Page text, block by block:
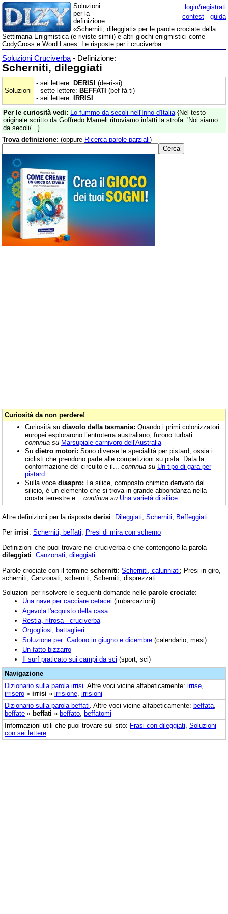
login/registrati
contest - guida
Soluzioni
per la
definizione
«Scherniti, dileggiati» per le parole crociate della
Settimana Enigmistica (e riviste simili) e altri giochi enigmistici come
CodyCross e Word Lanes. Le risposte per i cruciverba.
Soluzioni Cruciverba - Definizione:
Scherniti, dileggiati
Soluzioni
- sei lettere: DERISI (de-rì-si)
- sette lettere: BEFFATI (bef-fà-ti)
- sei lettere: IRRISI
Per le curiosità vedi: Lo fummo da secoli nell'Inno d'Italia {Nel testo
originale scritto da Goffredo Mameli ritroviamo infatti la strofa: 'Noi siamo
da secoli/...}.
Trova definizione: (oppure Ricerca parole parziali)
Curiosità da non perdere!
Curiosità su diavolo della tasmania: Quando i primi colonizzatori
europei esplorarono l’entroterra australiano, furono turbati...
continua su Marsupiale carnivoro dell'Australia
Su dietro motori: Sono diverse le specialità per pistard, ossia i
ciclisti che prendono parte alle competizioni su pista. Data la
conformazione del circuito e il... continua su Un tipo di gara per
pistard
Sulla voce diaspro: La silice, composto chimico derivato dal
silicio, è un elemento che si trova in grande abbondanza nella
crosta terrestre e... continua su Una varietà di silice
Altre definizioni per la risposta derisi: Dileggiati Scherniti
Beffeggiati
Per irrisi: Scherniti, beffati
Presi di mira con scherno
Definizioni che puoi trovare nei cruciverba e che contengono la parola
dileggiati: Canzonati, dileggiati
Parole crociate con il termine scherniti: Scherniti, calunniati; Presi in giro,
scherniti; Canzonati, scherniti; Scherniti, disprezzati.
Soluzioni per risolvere le seguenti domande nelle parole crociate:
Una nave per cacciare cetacei (imbarcazioni)
Agevola l'acquisto della casa
Restia, ritrosa - cruciverba
Orgogliosi, battaglieri
Soluzione per: Cadono in giugno e dicembre (calendario, mesi)
Un fatto bizzarro
Il surf praticato sui campi da sci (sport, sci)
Navigazione
Dizionario sulla parola irrisi . Altre voci vicine alfabeticamente: irrise
irrisero « irrisi » irrisione irrisioni
Dizionario sulla parola beffati . Altre voci vicine alfabeticamente: beffata
beffate « beffati » beffato beffatomi
Informazioni utili che puoi trovare sul sito: Frasi con dileggiati Soluzioni
con sei lettere